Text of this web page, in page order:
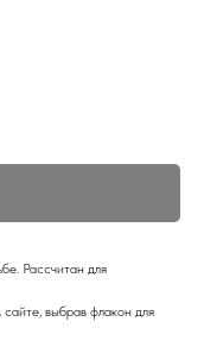
Рассчитан для
выбрав флакон для